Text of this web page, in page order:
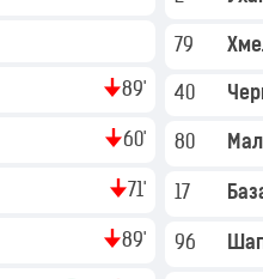
89'
60'
71'
89'
79
40
80
17
96